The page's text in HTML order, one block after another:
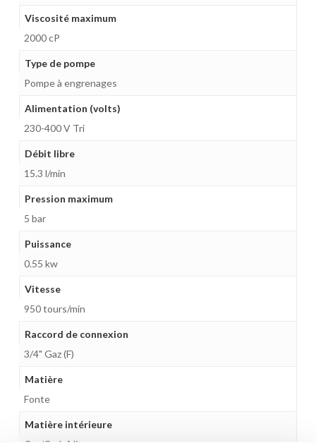
Viscosité maximum
2000 cP
Type de pompe
Pompe à engrenages
Alimentation (volts)
230-400 V Tri
Débit libre
15.3 l/min
Pression maximum
5 bar
Puissance
0.55 kw
Vitesse
950 tours/min
Raccord de connexion
3/4" Gaz (F)
Matière
Fonte
Matière intérieure